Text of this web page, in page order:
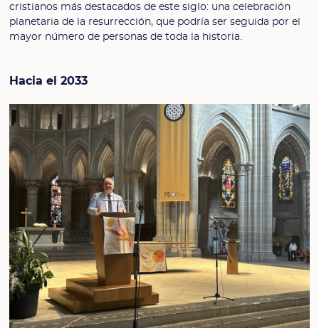
cristianos más destacados de este siglo: una celebración
planetaria de la resurrección, que podría ser seguida por el
mayor número de personas de toda la historia.
Hacia el 2033